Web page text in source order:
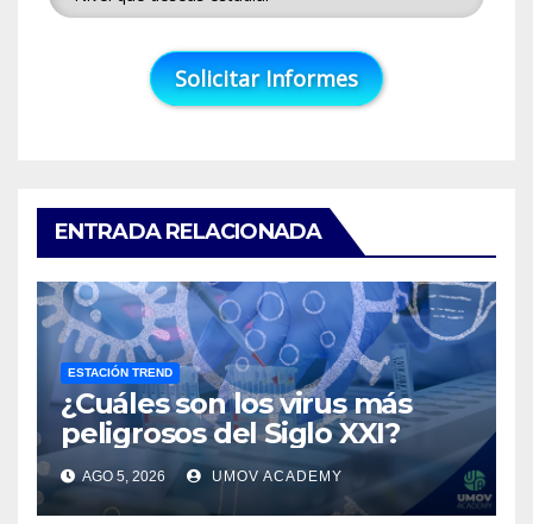
ENTRADA RELACIONADA
ESTACIÓN TREND
¿Cuáles son los virus más
peligrosos del Siglo XXI?
AGO 5, 2026 UMOV ACADEMY